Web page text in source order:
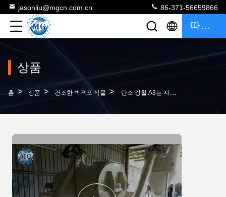
jasonliu@mgcn.com.cn 86-371-56659866
따옴표
상품
홈 > 상품 > 건조한 박격포 식물 > 탄소 강철 A3는 자동적인 포장 18kw 힘을 먹이는 박격포 식물 설명서를 말립니다